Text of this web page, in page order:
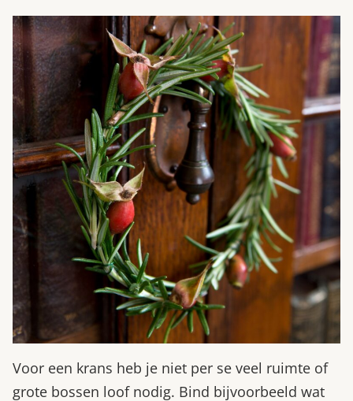
Voor een krans heb je niet per se veel ruimte of
grote bossen loof nodig. Bind bijvoorbeeld wat